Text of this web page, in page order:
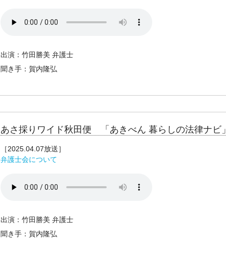
出演：竹田勝美 弁護士
聞き手：賀内隆弘
あさ採りワイド秋田便 「あきべん 暮らしの法律ナビ」
［2025.04.07放送］
弁護士会について
出演：竹田勝美 弁護士
聞き手：賀内隆弘